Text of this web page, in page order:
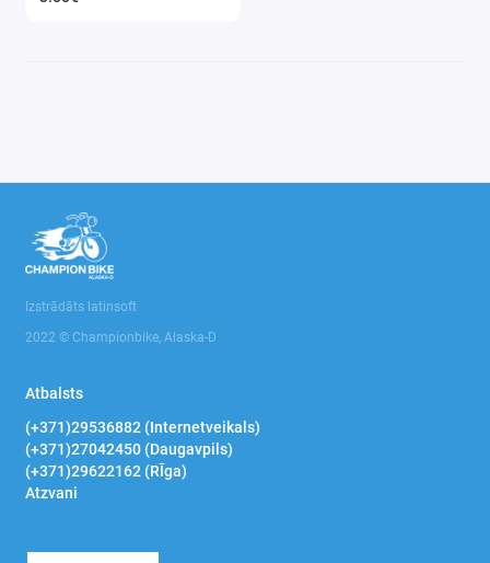
Izstrādāts latinsoft
2022 © Championbike, Alaska-D
Atbalsts
(+371)29536882 (Internetveikals)
(+371)27042450 (Daugavpils)
(+371)29622162 (RĪga)
Atzvani